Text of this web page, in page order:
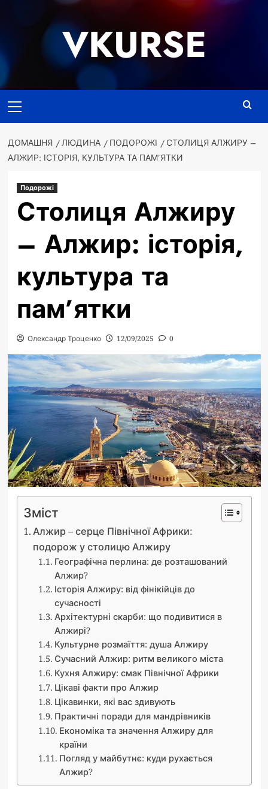
VKURSE
меню
ДОМАШНЯ ЛЮДИНА ПОДОРОЖІ
СТОЛИЦЯ АЛЖИРУ –
АЛЖИР: ІСТОРІЯ, КУЛЬТУРА ТА ПАМ’ЯТКИ
Подорожі
Столиця Алжиру
– Алжир: історія,
культура та
пам’ятки
Олександр Троценко 12/09/2025 0
Зміст
Алжир – серце Північної Африки:
подорож у столицю Алжиру
Географічна перлина: де розташований
Алжир?
Історія Алжиру: від фінікійців до
сучасності
Архітектурні скарби: що подивитися в
Алжирі?
Культурне розмаїття: душа Алжиру
Сучасний Алжир: ритм великого міста
Кухня Алжиру: смак Північної Африки
Цікаві факти про Алжир
Цікавинки, які вас здивують
Практичні поради для мандрівників
Економіка та значення Алжиру для
країни
Погляд у майбутнє: куди рухається
Алжир?